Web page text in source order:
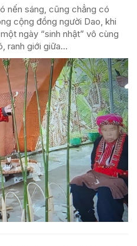
nến sáng, cũng chẳng có
cộng đồng người Dao, khi
ngày “sinh nhật” vô cùng
ranh giới giữa...